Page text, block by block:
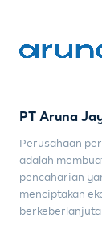
PT Aruna
Perusahaan
adalah
pencaharian
menciptakan